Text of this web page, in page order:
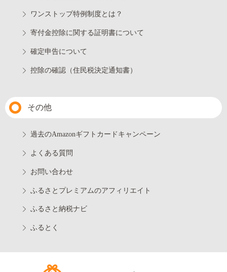
ワンストップ特例制度とは？
寄付金控除に関する証明書について
確定申告について
控除の確認（住民税決定通知書）
その他
過去のAmazonギフトカードキャンペーン
よくある質問
お問い合わせ
ふるさとプレミアムのアフィリエイト
ふるさと納税ナビ
ふるとく